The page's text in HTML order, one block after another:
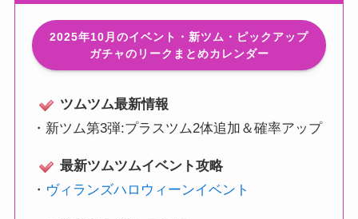
2025年10月のイベント・新ツム・ピックアップ
ガチャのリークまとめカレンダー
ツムツム最新情報
・ 新ツム第3弾:プラスツム2体追加＆確率アップ
最新ツムツムイベント攻略
・ ヴィランズハロウィーンイベント